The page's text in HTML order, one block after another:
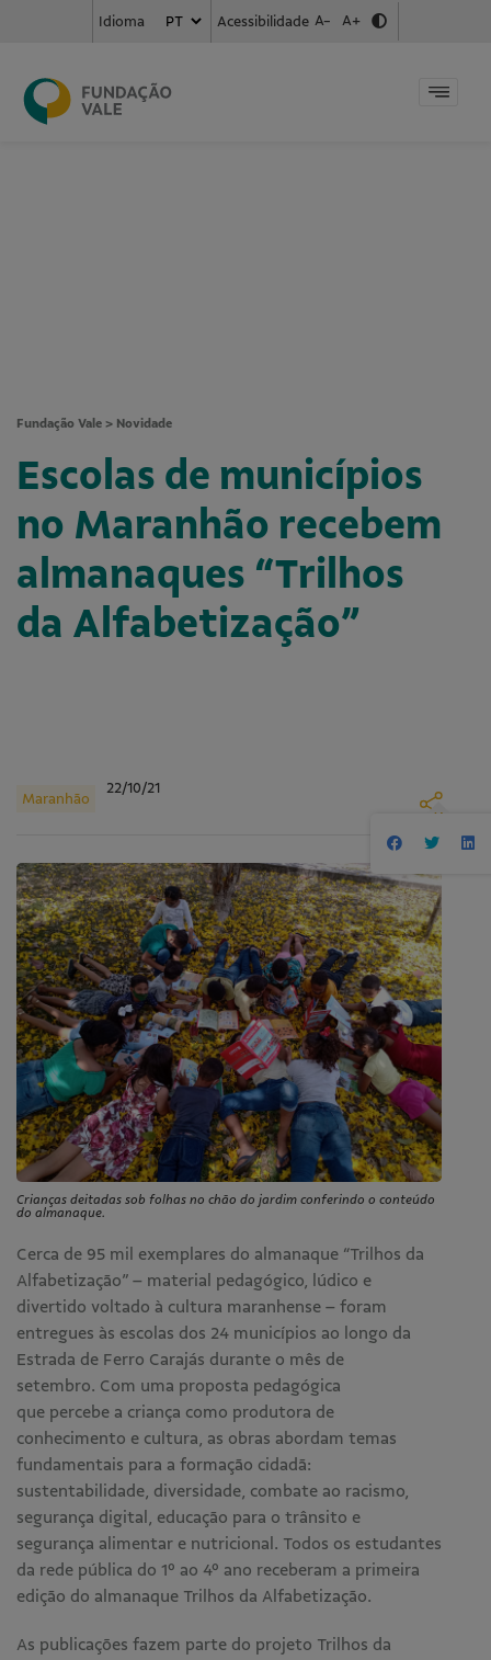
Idioma Acessibilidade A- A+
Fundação Vale > Novidade
Escolas de municípios
no Maranhão recebem
almanaques “Trilhos
da Alfabetização”
Maranhão
22/10/21
Crianças deitadas sob folhas no chão do jardim conferindo o conteúdo
do almanaque.
Cerca de 95 mil exemplares do almanaque “Trilhos da
Alfabetização” – material pedagógico, lúdico e
divertido voltado à cultura maranhense – foram
entregues às escolas dos 24 municípios ao longo da
Estrada de Ferro Carajás durante o mês de
setembro. Com uma proposta pedagógica
que percebe a criança como produtora de
conhecimento e cultura, as obras abordam temas
fundamentais para a formação cidadã:
sustentabilidade, diversidade, combate ao racismo,
segurança digital, educação para o trânsito e
segurança alimentar e nutricional. Todos os estudantes
da rede pública do 1º ao 4º ano receberam a primeira
edição do almanaque Trilhos da Alfabetização.
As publicações fazem parte do projeto Trilhos da